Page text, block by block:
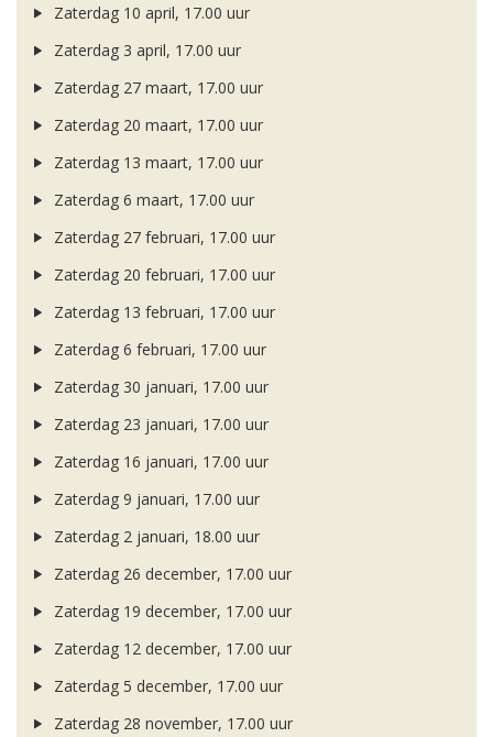
Zaterdag 10 april, 17.00 uur
Zaterdag 3 april, 17.00 uur
Zaterdag 27 maart, 17.00 uur
Zaterdag 20 maart, 17.00 uur
Zaterdag 13 maart, 17.00 uur
Zaterdag 6 maart, 17.00 uur
Zaterdag 27 februari, 17.00 uur
Zaterdag 20 februari, 17.00 uur
Zaterdag 13 februari, 17.00 uur
Zaterdag 6 februari, 17.00 uur
Zaterdag 30 januari, 17.00 uur
Zaterdag 23 januari, 17.00 uur
Zaterdag 16 januari, 17.00 uur
Zaterdag 9 januari, 17.00 uur
Zaterdag 2 januari, 18.00 uur
Zaterdag 26 december, 17.00 uur
Zaterdag 19 december, 17.00 uur
Zaterdag 12 december, 17.00 uur
Zaterdag 5 december, 17.00 uur
Zaterdag 28 november, 17.00 uur